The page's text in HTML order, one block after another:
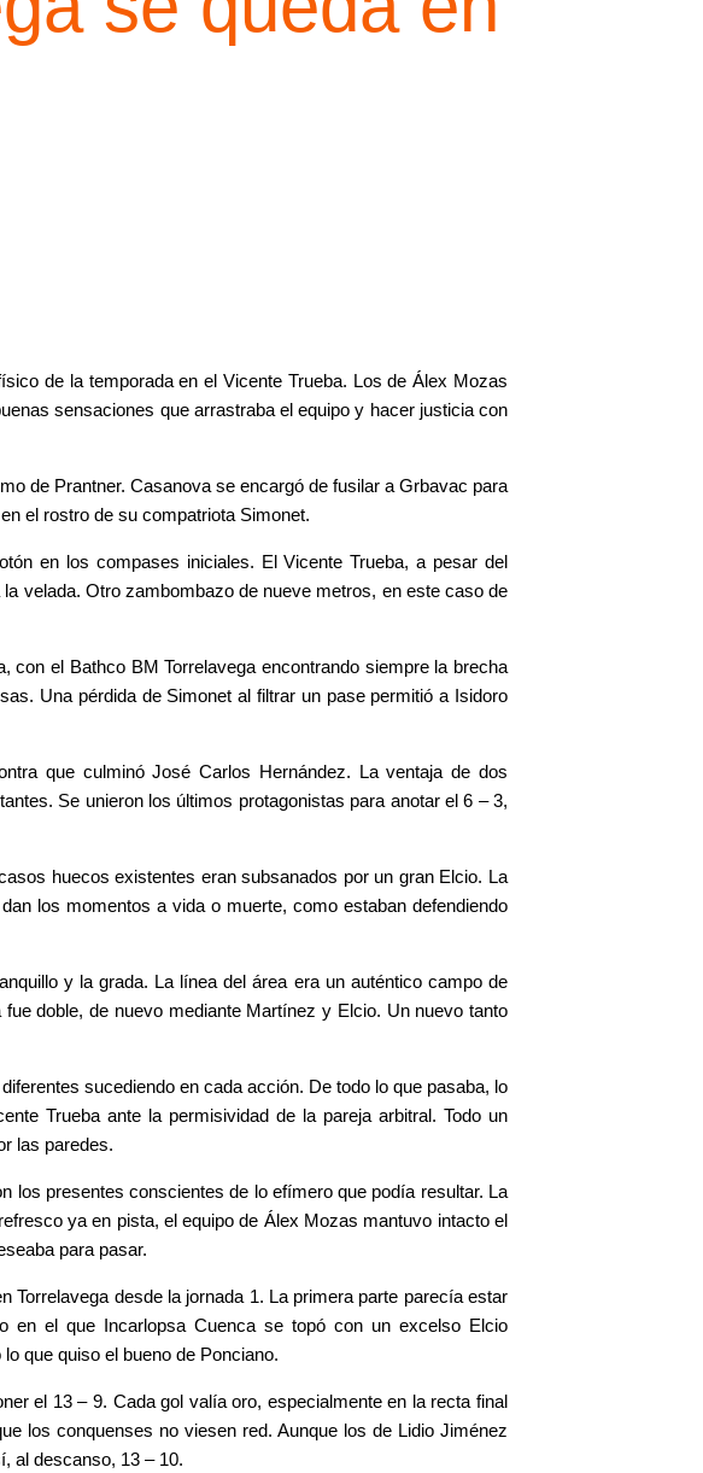
de la temporada en el Vicente Trueba. Los de Álex Mozas
sensaciones que arrastraba el equipo y hacer justicia con
de Prantner. Casanova se encargó de fusilar a Grbavac para
el rostro de su compatriota Simonet.
en los compases iniciales. El Vicente Trueba, a pesar del
velada. Otro zambombazo de nueve metros, en este caso de
el Bathco BM Torrelavega encontrando siempre la brecha
Una pérdida de Simonet al filtrar un pase permitió a Isidoro
que culminó José Carlos Hernández. La ventaja de dos
Se unieron los últimos protagonistas para anotar el 6 – 3,
huecos existentes eran subsanados por un gran Elcio. La
los momentos a vida o muerte, como estaban defendiendo
y la grada. La línea del área era un auténtico campo de
doble, de nuevo mediante Martínez y Elcio. Un nuevo tanto
sucediendo en cada acción. De todo lo que pasaba, lo
Trueba ante la permisividad de la pareja arbitral. Todo un
las paredes.
los presentes conscientes de lo efímero que podía resultar. La
ya en pista, el equipo de Álex Mozas mantuvo intacto el
para pasar.
Torrelavega desde la jornada 1. La primera parte parecía estar
en el que Incarlopsa Cuenca se topó con un excelso Elcio
que quiso el bueno de Ponciano.
el 13 – 9. Cada gol valía oro, especialmente en la recta final
los conquenses no viesen red. Aunque los de Lidio Jiménez
al descanso, 13 – 10.